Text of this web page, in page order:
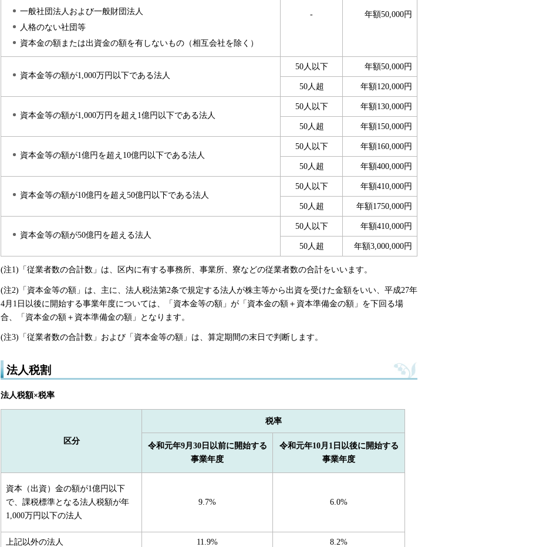
一般社団法人および一般財団法人
人格のない社団等
資本金の額または出資金の額を有しないもの（相互会社を除く）
- 年額50,000円
資本金等の額が1,000万円以下である法人
50人以下 年額50,000円
50人超 年額120,000円
資本金等の額が1,000万円を超え1億円以下である法人
50人以下 年額130,000円
50人超 年額150,000円
資本金等の額が1億円を超え10億円以下である法人
50人以下 年額160,000円
50人超 年額400,000円
資本金等の額が10億円を超え50億円以下である法人
50人以下 年額410,000円
50人超 年額1750,000円
資本金等の額が50億円を超える法人
50人以下 年額410,000円
50人超 年額3,000,000円
(注1)「従業者数の合計数」は、区内に有する事務所、事業所、寮などの従業者数の合計をいいます。
(注2)「資本金等の額」は、主に、法人税法第2条で規定する法人が株主等から出資を受けた金額をいい、平成27年
4月1日以後に開始する事業年度については、「資本金等の額」が「資本金の額＋資本準備金の額」を下回る場
合、「資本金の額＋資本準備金の額」となります。
(注3)「従業者数の合計数」および「資本金等の額」は、算定期間の末日で判断します。
法人税割
法人税額×税率
区分
税率
令和元年9月30日以前に開始する
事業年度
令和元年10月1日以後に開始する
事業年度
資本（出資）金の額が1億円以下
で、課税標準となる法人税額が年
1,000万円以下の法人
9.7% 6.0%
上記以外の法人 11.9% 8.2%